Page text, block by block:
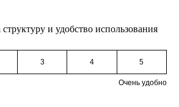
и удобство использования
3 4 5
Очень удобно